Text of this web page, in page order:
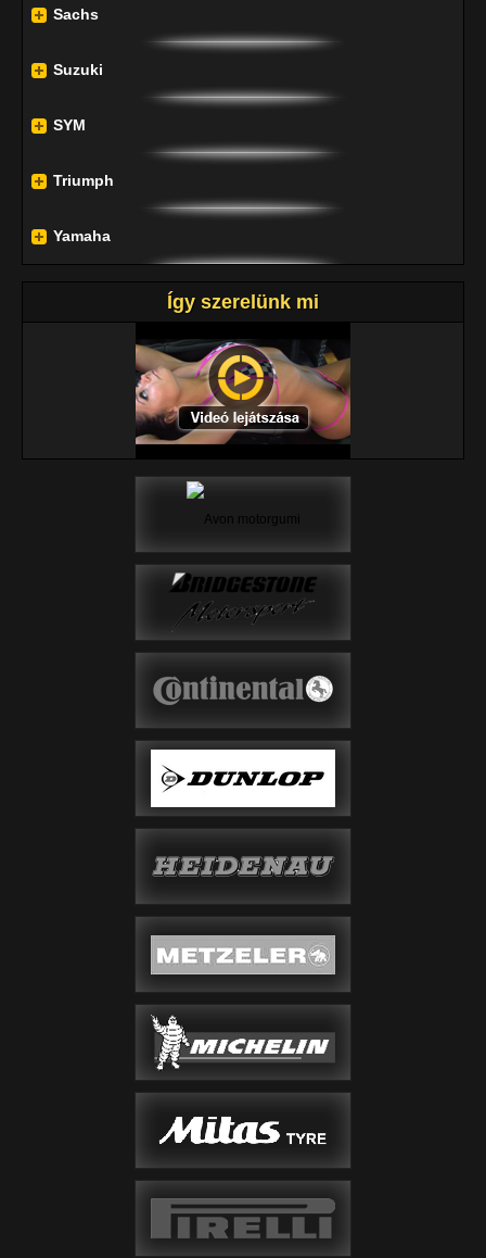
Sachs
Suzuki
SYM
Triumph
Yamaha
Így szerelünk mi